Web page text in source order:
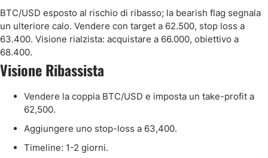
BTC/USD esposto al rischio di ribasso; la bearish flag segnala
un ulteriore calo. Vendere con target a 62.500, stop loss a
63.400. Visione rialzista: acquistare a 66.000, obiettivo a
68.400.
Visione Ribassista
Vendere la coppia BTC/USD e imposta un take-profit a
62,500.
Aggiungere uno stop-loss a 63,400.
Timeline: 1-2 giorni.